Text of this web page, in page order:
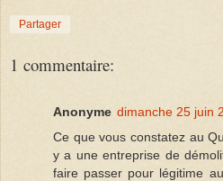
Partager
1 commentaire:
Anonyme dimanche 25 juin
Ce que vous constatez au
y a une entreprise de
faire passer pour légitime